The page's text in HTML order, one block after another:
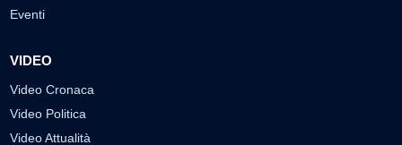
Eventi
VIDEO
Video Cronaca
Video Politica
Video Attualità